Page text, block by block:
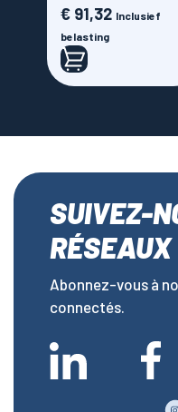
Prijs
€ 91,32 Inclusief
belasting
SUIVEZ-
RÉSEAUX
Abonnez-vous à
connectés.